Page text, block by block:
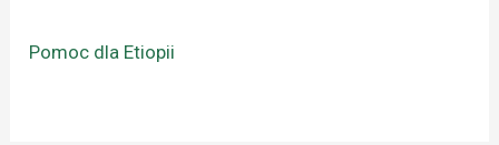
Pomoc dla Etiopii